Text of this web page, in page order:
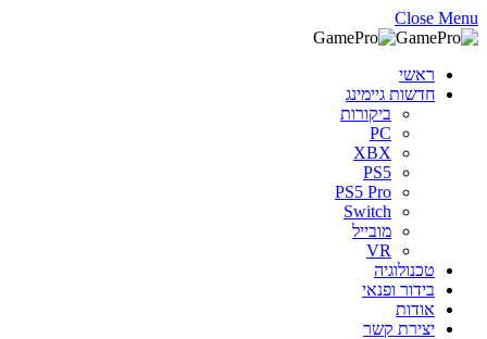
Close Menu
ראשי
חדשות גיימינג
ביקורות
PC
XBX
PS5
PS5 Pro
Switch
מובייל
VR
טכנולוגיה
בידור ופנאי
אודות
יצירת קשר